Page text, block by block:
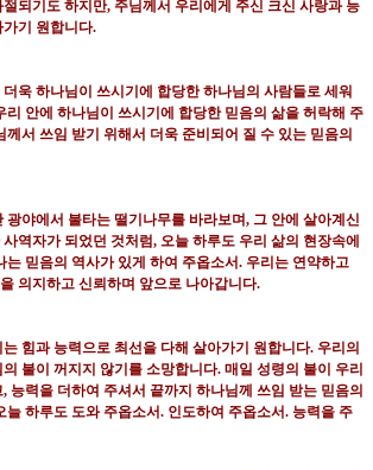
절되기도 하지만, 주님께서 우리에게 주신 크신 사랑과 능
기 원합니다.
욱 하나님이 쓰시기에 합당한 하나님의 사람들로 세워
리 안에 하나님이 쓰시기에 합당한 믿음의 삶을 허락해 주
께서 쓰임 받기 위해서 더욱 준비되어 질 수 있는 믿음의
광야에서 불타는 떨기나무를 바라보며, 그 안에 살아계신
역자가 되었던 것처럼, 오늘 하루도 우리 삶의 현장속에
는 믿음의 역사가 있게 하여 주옵소서. 우리는 연약하고
의지하고 신뢰하며 앞으로 나아갑니다.
힘과 능력으로 최선을 다해 살아가기 원합니다. 우리의
불이 꺼지지 않기를 소망합니다. 매일 성령의 불이 우리
, 능력을 더하여 주셔서 끝까지 하나님께 쓰임 받는 믿음의
늘 하루도 도와 주옵소서. 인도하여 주옵소서. 능력을 주